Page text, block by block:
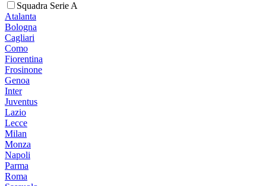
Squadra Serie A
Atalanta
Bologna
Cagliari
Como
Fiorentina
Frosinone
Genoa
Inter
Juventus
Lazio
Lecce
Milan
Monza
Napoli
Parma
Roma